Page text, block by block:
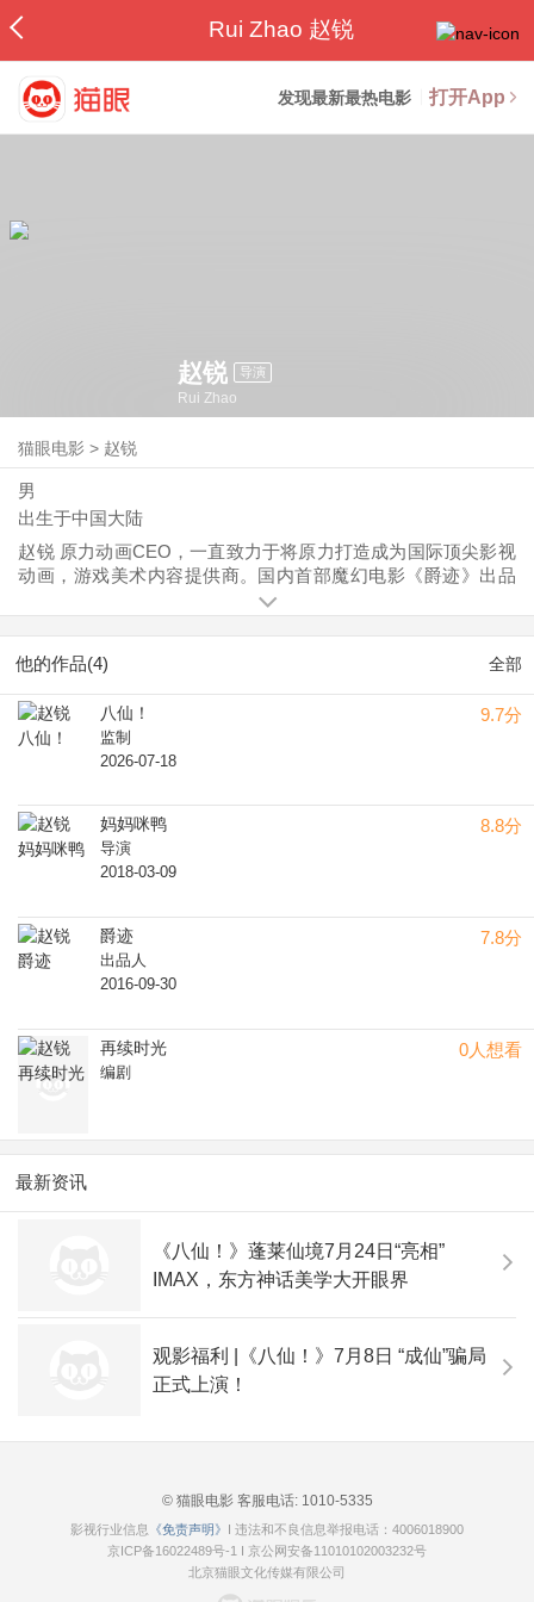
Rui Zhao 赵锐
发现最新最热电影 打开App
赵锐 导演
Rui Zhao
猫眼电影 > 赵锐
男
出生于中国大陆
赵锐 原⼒动画CEO，⼀直致⼒于将原⼒打造成为国际顶尖影视
动画，游戏美术内容提供商。国内⾸部魔幻电影《爵迹》出品
他的作品(4) 全部
9.7分
八仙！
监制
2026-07-18
8.8分
妈妈咪鸭
导演
2018-03-09
7.8分
爵迹
出品人
2016-09-30
0人想看
再续时光
编剧
最新资讯
《八仙！》蓬莱仙境7月24日“亮相”
IMAX，东方神话美学大开眼界
观影福利 |《八仙！》7月8日 “成仙”骗局
正式上演！
© 猫眼电影 客服电话:1010-5335
影视行业信息 《免责声明》
I 违法和不良信息举报电话：4006018900
京ICP备16022489号-1
京公网安备11010102003232号
北京猫眼文化传媒有限公司